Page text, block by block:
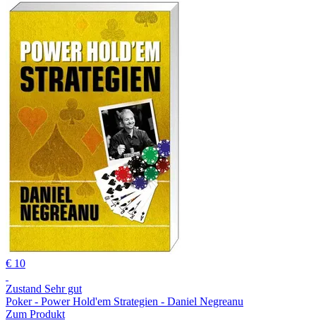
€ 10
Zustand Sehr gut
Poker - Power Hold'em Strategien - Daniel Negreanu
Zum Produkt